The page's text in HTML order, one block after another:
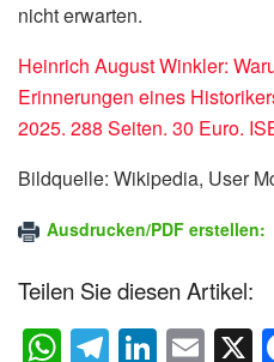
nicht erwarten.
Heinrich August Winkler:
Erinnerungen eines
2025. 288 Seiten. 30 Euro.
Bildquelle: Wikipedia, User
Ausdrucken/PDF erstellen:
Teilen Sie diesen Artikel:
W T Li E